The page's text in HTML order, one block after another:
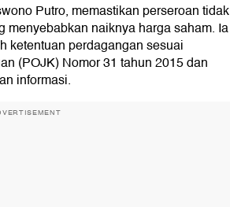
Putro, memastikan perseroan tidak
menyebabkan naiknya harga saham. Ia
ketentuan perdagangan sesuai
(POJK) Nomor 31 tahun 2015 dan
informasi.